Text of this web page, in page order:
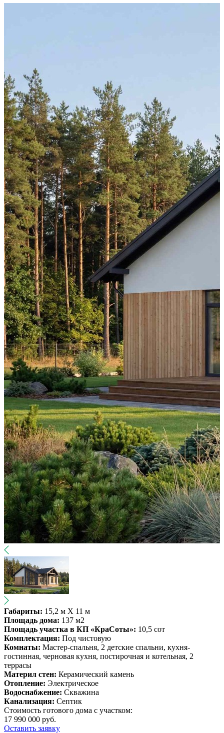
Габариты: 15,2 м X 11 м
Площадь дома: 137 м2
Площадь участка в КП «КраСоты»: 10,5 сот
Комплектация: Под чистовую
Комнаты: Мастер-спальня, 2 детские спальни, кухня-
гостинная, черновая кухня, постирочная и котельная, 2
террасы
Материл стен: Керамический камень
Отопление: Электрическое
Водоснабжение: Скважина
Канализация: Септик
Стоимость готового дома с участком:
17 990 000 руб.
Оставить заявку